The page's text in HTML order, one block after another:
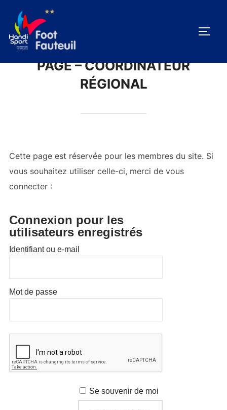
contenu
PAGE – COORDINATEUR
RÉGIONAL
Cette page est réservée pour les membres du site. Si
vous souhaitez utiliser celle-ci, merci de vous
connecter :
Connexion pour les
utilisateurs enregistrés
Identifiant ou e-mail
Mot de passe
Se souvenir de moi